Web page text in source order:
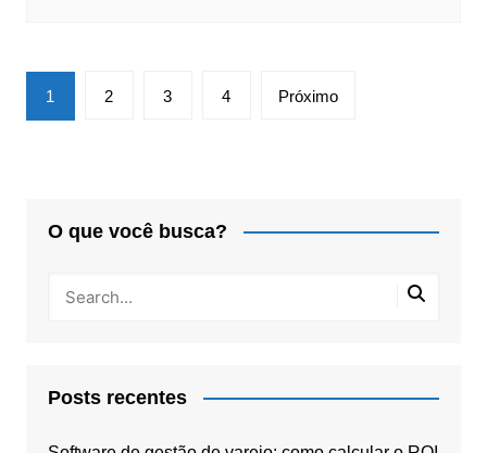
Paginação
de
1 2 3 4 Próximo
O que você busca?
Posts recentes